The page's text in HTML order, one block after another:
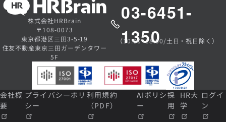
株式会社HRBrain
〒108-0073
東京都港区三田3-5-19
住友不動産東京三田ガーデンタワー
5F
03-6451-
1350
（10:00~18:00/土日・祝日除く）
会社概
要
プライバシーポリ
シー
利用規約
（PDF）
AIポリシ
ー
採
用
HR大
学
ログイ
ン